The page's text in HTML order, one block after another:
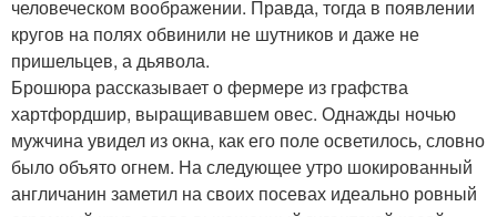
человеческом воображении. Правда, тогда в появлении
кругов на полях обвинили не шутников и даже не
пришельцев, а дьявола.
Брошюра рассказывает о фермере из графства
хартфордшир, выращивавшем овес. Однажды ночью
мужчина увидел из окна, как его поле осветилось, словно
было объято огнем. На следующее утро шокированный
англичанин заметил на своих посевах идеально ровный